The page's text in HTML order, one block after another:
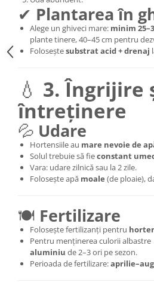
✔ Plantarea în
Alege un ghiveci mare: minim
plante tinere, 40–45 cm pentru
Foloseștesubstrat acid + drenaj
💧 3. Îngrijire
întreținere
💦 Udare
Hortensiile au mare nevoie de
Solul trebuie să fieconstant
Vara: udare zilnică sau la 2 zile.
Folosește apă moale (de ploaie),
🍽 Fertilizare
Folosește fertilizanți pentru
Pentru menținerea culorii
aluminiu de 2–3 ori pe sezon.
Perioada de fertilizare: